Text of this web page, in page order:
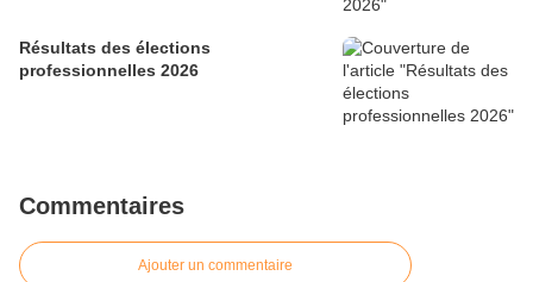
Résultats des élections
professionnelles 2026
Commentaires
Ajouter un commentaire